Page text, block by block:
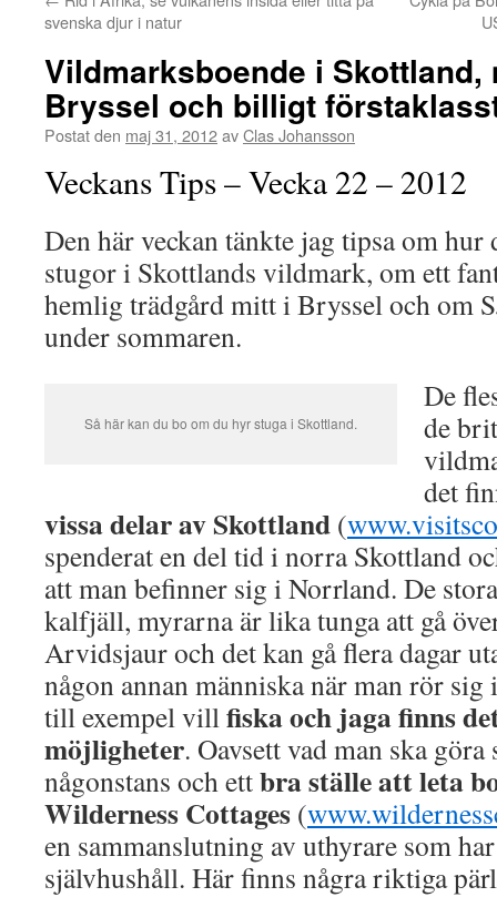
svenska djur i natur
Vildmarksboende i
Bryssel och billigt
Postat den maj 31, 2012avClas Johansson
Veckans Tips – Vecka 22 – 2012
Den här veckan tänkte jag tipsa om hur
stugor i Skottlands vildmark, om ett
hemlig trädgård mitt i Bryssel och om
under sommaren.
Så här kan du bo om du hyr stuga i Skottland.
De
de
det
vissa delar av Skottland (
spenderat en del tid i norra Skottland
att man befinner sig i Norrland. De
kalfjäll, myrarna är lika tunga att gå
Arvidsjaur och det kan gå flera dagar
någon annan människa när man rör
till exempel villfiska och jaga finns
möjligheter. Oavsett vad man ska
någonstans och ettbra ställe att leta
Wilderness Cottages (
en sammanslutning av uthyrare som
självhushåll. Här finns några riktiga